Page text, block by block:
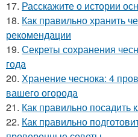
17. Расскажите о истории
18. Как правильно хранить
рекомендации
19. Секреты сохранения
года
20. Хранение чеснока: 4
вашего огорода
21. Как правильно посадить
22. Как правильно